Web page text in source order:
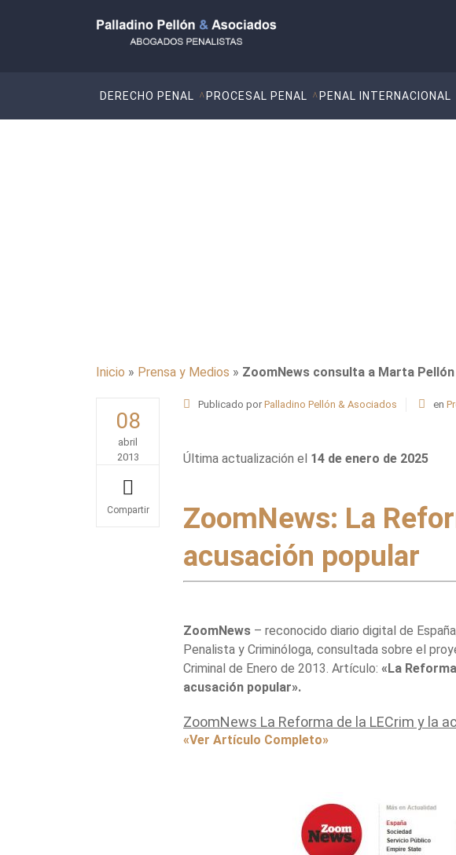
DERECHO PENAL PROCESAL PENAL PENAL INTERNACIONAL
Inicio » Prensa y Medios » ZoomNews consulta a Marta
08
abril
2013
Publicado por Palladino Pellón & Asociados en
Última actualización el 14 de enero de 2025
ZoomNews: La
acusación popular
ZoomNews – reconocido diario digital de
Penalista y Criminóloga, consultada sobre el
Criminal de Enero de 2013. Artículo: «La
acusación popular».
ZoomNews La Reforma de la LECrim y la
«Ver Artículo Completo»